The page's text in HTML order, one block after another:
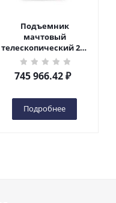
Подъемник
мачтовый
телескопический 200
кг 10 м TOR GTWY10-
200S DC 2-мачтовый
(автономный) (N) в
745 966.42₽
Подробнее